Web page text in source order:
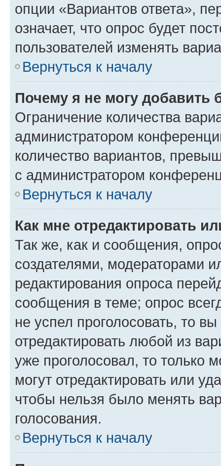
опции «Вариантов ответа»,
означает, что опрос будет
пользователей изменять
Вернуться к началу
Почему я не могу добавить
Ограничение количества
администратором
количество вариантов,
с администратором
Вернуться к началу
Как мне отредактировать
Так же, как и сообщения,
создателями, модераторами
редактирования опроса
сообщения в теме; опрос
не успел проголосовать, то
отредактировать любой из
уже проголосовал, то только
могут отредактировать или
чтобы нельзя было менять
голосования.
Вернуться к началу